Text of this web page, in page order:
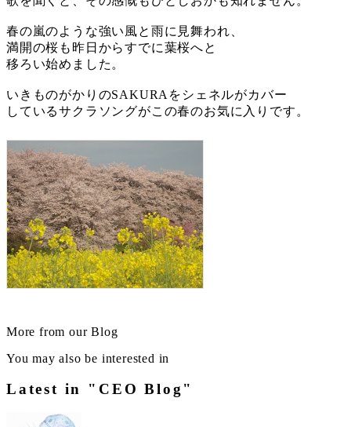
春の嵐のような強い風と雨に見舞われ、
満開の桜も昨日からすでに葉桜へと
移ろい始めました。
いきものがかりのSAKURAをシェネルがカバー
しているサクラソングがこの春のお気に入りです。
More from our Blog
You may also be interested in
Latest in "CEO Blog"